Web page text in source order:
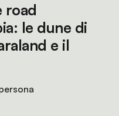
road
le dune di
e il